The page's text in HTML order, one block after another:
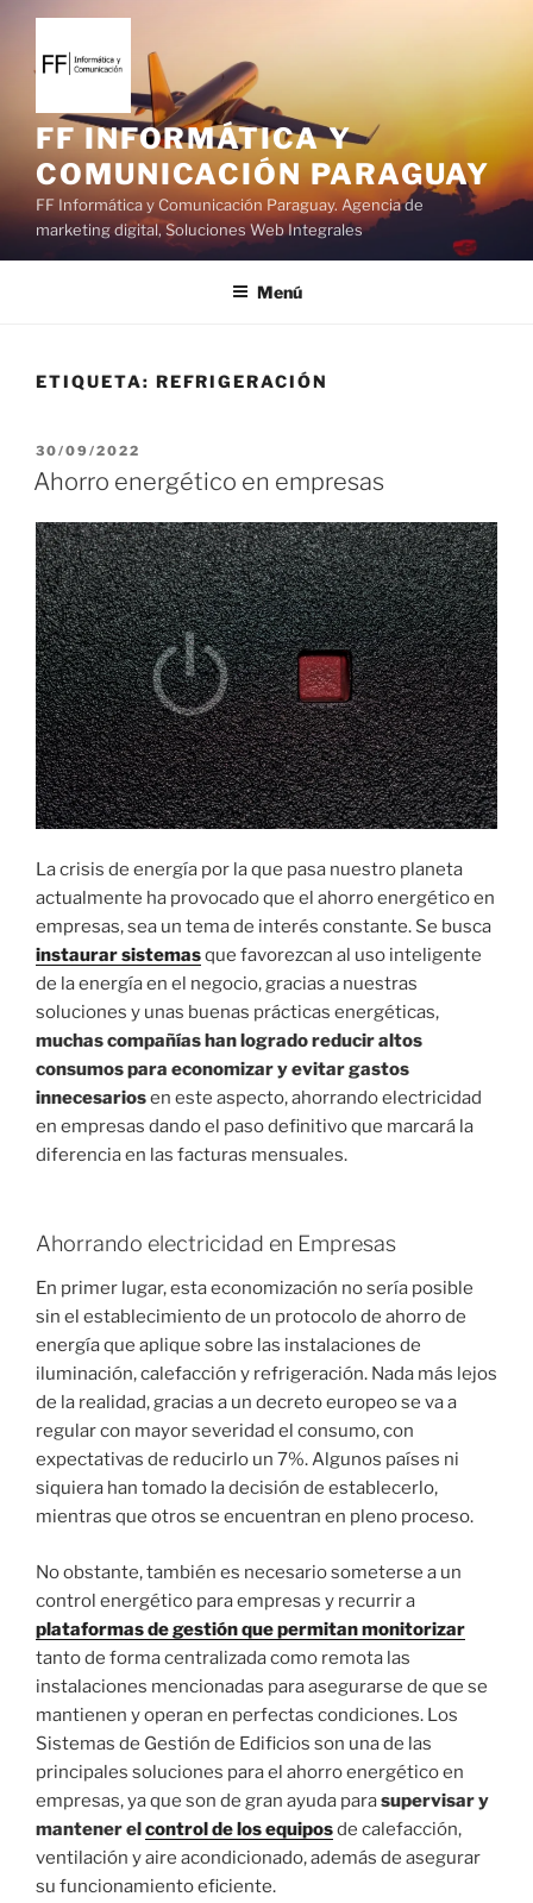
l
FF INFORMÁTICA Y
COMUNICACIÓN PARAGUAY
FF Informática y Comunicación Paraguay. Agencia de
marketing digital, Soluciones Web Integrales
Menú
ETIQUETA: REFRIGERACIÓN
P
U
B
I
C
A
D
O
E
L
30/09/2022
Ahorro energético en empresas
La crisis de energía por la que pasa nuestro planeta
actualmente ha provocado que el ahorro energético en
empresas, sea un tema de interés constante. Se busca
instaurar sistemasque favorezcan al uso inteligente
de la energía en el negocio, gracias a nuestras
soluciones y unas buenas prácticas energéticas,
muchas compañías han logrado reducir altos
consumos para economizar y evitar gastos
innecesariosen este aspecto, ahorrando electricidad
en empresas dando el paso definitivo que marcará la
diferencia en las facturas mensuales.
Ahorrando electricidad en Empresas
En primer lugar, esta economización no sería posible
sin el establecimiento de un protocolo de ahorro de
energía que aplique sobre las instalaciones de
iluminación, calefacción y refrigeración. Nada más lejos
de la realidad, gracias a un decreto europeo se va a
regular con mayor severidad el consumo, con
expectativas de reducirlo un 7%. Algunos países ni
siquiera han tomado la decisión de establecerlo,
mientras que otros se encuentran en pleno proceso.
No obstante, también es necesario someterse a un
control energético para empresas y recurrir a
plataformas de gestión que permitan monitorizar
tanto de forma centralizada como remota las
instalaciones mencionadas para asegurarse de que se
mantienen y operan en perfectas condiciones. Los
Sistemas de Gestión de Edificios son una de las
principales soluciones para el ahorro energético en
empresas, ya que son de gran ayuda parasupervisar y
mantenerelcontrol de los equiposde calefacción,
ventilación y aire acondicionado, además de asegurar
su funcionamiento eficiente.